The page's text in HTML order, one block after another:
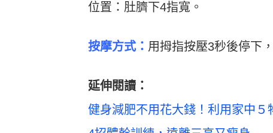
位置：肚臍下4指寬。
按摩方式 ： 用拇指按壓3秒後停下
延伸閱讀：
健身減肥不用花大錢！利用家中５